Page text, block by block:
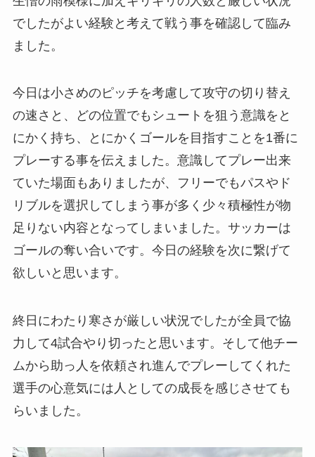
でしたがよい経験と考えて戦う事を確認して臨み
ました。
今日は小さめのピッチを考慮して攻守の切り替え
の速さと、どの位置でもシュートを狙う意識をと
にかく持ち、とにかくゴールを目指すことを1番に
プレーする事を伝えました。意識してプレー出来
ていた場面もありましたが、フリーでもパスやド
リブルを選択してしまう事が多く少々積極性が物
足りない内容となってしまいました。サッカーは
ゴールの奪い合いです。今日の経験を次に繋げて
欲しいと思います。
終日にわたり寒さが厳しい状況でしたが全員で協
力して4試合やり切ったと思います。そして他チー
ムから助っ人を依頼され進んでプレーしてくれた
選手の心意気には人としての成長を感じさせても
らいました。